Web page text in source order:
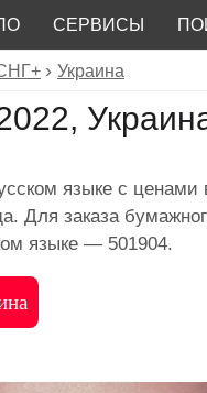
СЕРВИСЫ
Украина
языке с ценами
Для заказа
языке — 501904.